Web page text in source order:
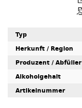
Typ
Herkunft / Region
Produzent / Abfüller
Alkoholgehalt
Artikelnummer